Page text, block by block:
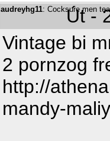
audreyhg11: Cocksure men
Út -
Vintage bi
2 pornzog
http://
mandy-